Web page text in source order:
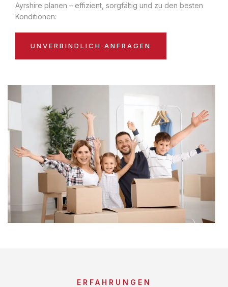
Ayrshire planen – effizient, sorgfältig und zu den besten
Konditionen:
UNVERBINDLICH ANFRAGEN
ERFAHRUNGEN